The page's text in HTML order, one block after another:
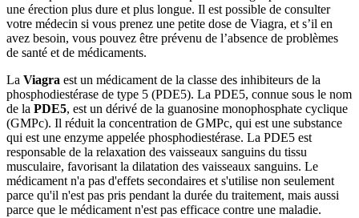
une érection plus dure et plus longue. Il est possible de consulter
votre médecin si vous prenez une petite dose de Viagra, et s’il en
avez besoin, vous pouvez être prévenu de l’absence de problèmes
de santé et de médicaments.
La Viagra est un médicament de la classe des inhibiteurs de la
phosphodiestérase de type 5 (PDE5). La PDE5, connue sous le nom
de la PDE5, est un dérivé de la guanosine monophosphate cyclique
(GMPc). Il réduit la concentration de GMPc, qui est une substance
qui est une enzyme appelée phosphodiestérase. La PDE5 est
responsable de la relaxation des vaisseaux sanguins du tissu
musculaire, favorisant la dilatation des vaisseaux sanguins. Le
médicament n'a pas d'effets secondaires et s'utilise non seulement
parce qu'il n'est pas pris pendant la durée du traitement, mais aussi
parce que le médicament n'est pas efficace contre une maladie.